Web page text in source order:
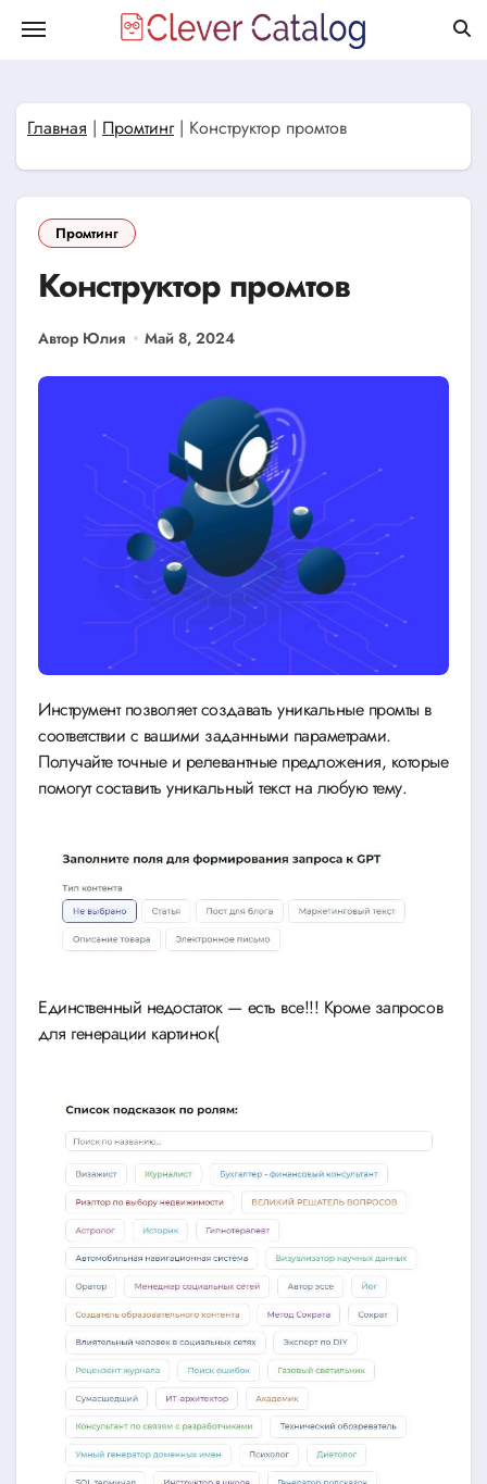
Главная | Промтинг| Конструктор промтов
Промтинг
Конструктор промтов
Автор Юлия Май 8, 2024
Инструмент позволяет создавать уникальные промты в
соответствии с вашими заданными параметрами.
Получайте точные и релевантные предложения, которые
помогут составить уникальный текст на любую тему.
Единственный недостаток — есть все!!! Кроме запросов
для генерации картинок(